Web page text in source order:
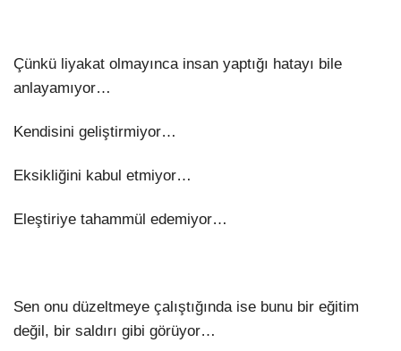
Çünkü liyakat olmayınca insan yaptığı hatayı bile
anlayamıyor…
Kendisini geliştirmiyor…
Eksikliğini kabul etmiyor…
Eleştiriye tahammül edemiyor…
Sen onu düzeltmeye çalıştığında ise bunu bir eğitim
değil, bir saldırı gibi görüyor…